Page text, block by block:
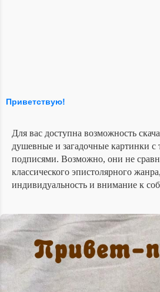
Приветствую!
Для вас доступна возможность
душевные и загадочные картинки с
подписями. Возможно, они не
классического эпистолярного
индивидуальность и внимание к